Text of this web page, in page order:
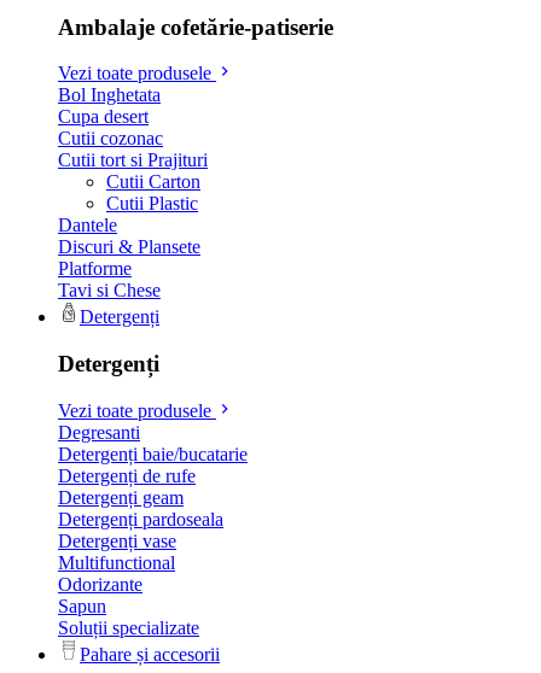
Ambalaje cofetărie-patiserie
Vezi toate produsele
Bol Inghetata
Cupa desert
Cutii cozonac
Cutii tort si Prajituri
Cutii Carton
Cutii Plastic
Dantele
Discuri & Plansete
Platforme
Tavi si Chese
Detergenți
Detergenți
Vezi toate produsele
Degresanti
Detergenți baie/bucatarie
Detergenți de rufe
Detergenți geam
Detergenți pardoseala
Detergenți vase
Multifunctional
Odorizante
Sapun
Soluții specializate
Pahare și accesorii